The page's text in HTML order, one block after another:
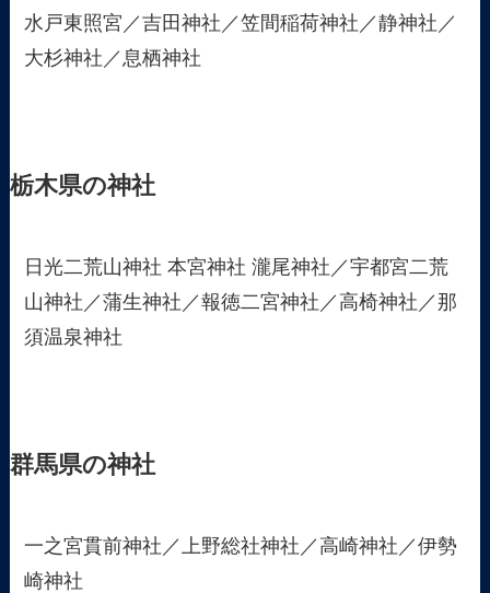
水戸東照宮／吉田神社／笠間稲荷神社／静神社／
大杉神社／息栖神社
栃木県の神社
日光二荒山神社 本宮神社 瀧尾神社／宇都宮二荒
山神社／蒲生神社／報徳二宮神社／高椅神社／那
須温泉神社
群馬県の神社
一之宮貫前神社／上野総社神社／高崎神社／伊勢
崎神社